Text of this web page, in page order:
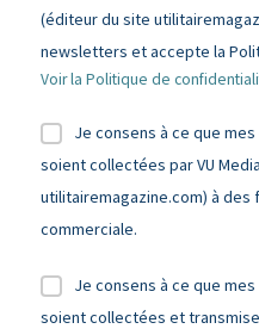
(éditeur du site
newsletters et accepte la
Voir la Politique de
Je consens à ce que
soient collectées par VU
utilitairemagazine.com) à
commerciale.
Je consens à ce que
soient collectées et